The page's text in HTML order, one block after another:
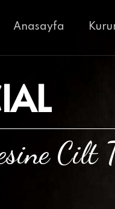
Anasayfa
Cilt